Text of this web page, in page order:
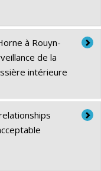
à Rouyn-
de la
intérieure